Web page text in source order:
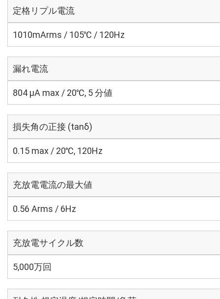
定格リプル電流
1010mArms / 105℃ / 120Hz
漏れ電流
804 μA max / 20℃, 5 分値
損失角の正接 (tanδ)
0.15 max / 20℃, 120Hz
充放電電流の最大値
0.56 Arms / 6Hz
充放電サイクル数
5,000万回